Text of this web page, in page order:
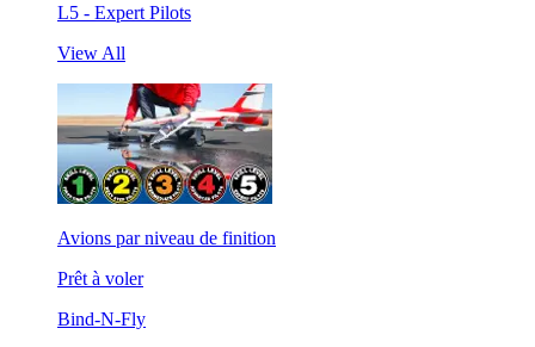
L5 - Expert Pilots
View All
Avions par niveau de finition
Prêt à voler
Bind-N-Fly